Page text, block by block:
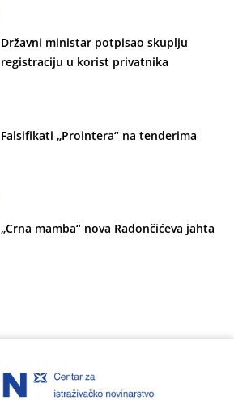
Državni ministar potpisao skuplju
registraciju u korist privatnika
Falsifikati „Prointera“ na tenderima
„Crna mamba“ nova Radončićeva jahta